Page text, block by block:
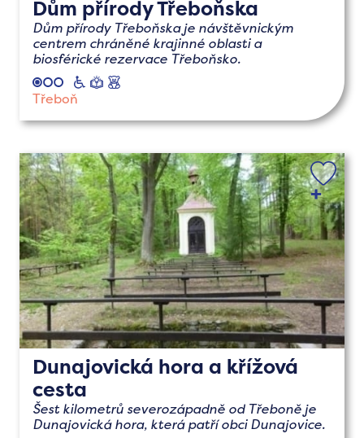
Dům přírody Třeboňska
Dům přírody Třeboňska je návštěvnickým
centrem chráněné krajinné oblasti a
biosférické rezervace Třeboňsko.
vozíčkáři
naučné
Třeboň
Dunajovická hora a křížová
cesta
Šest kilometrů severozápadně od Třeboně je
Dunajovická hora, která patří obci Dunajovice.